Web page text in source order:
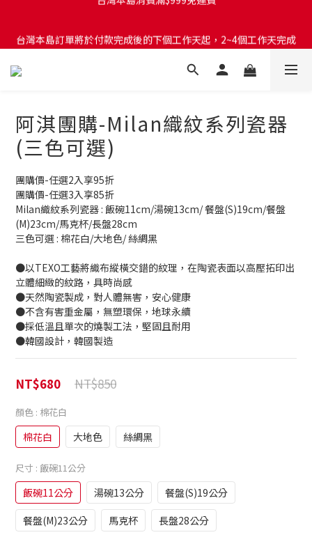
出貨
出貨
台灣本島消費滿$999免運費
台灣本島訂單將於付款完成後的下個工作天起，2~4個工作天完成
出貨
阿淇團購-Milan織紋系列瓷器
(三色可選)
團購價-任選2入享95折
團購價-任選3入享85折
Milan織紋系列瓷器 : 飯碗11cm/湯碗13cm/ 餐盤(S)19cm/餐盤
(M)23cm/馬克杯/長盤28cm
三色可選 : 棉花白/大地色/ 絲綢黑
●以TEXO工藝將織布縱橫交錯的紋理，在陶瓷表面以高壓拓印出
立體細緻的紋路，具時尚感
●天然陶瓷製成，對人體無害，安心健康
●不含有害重金屬，無塑環保，地球永續
●採低溫且單次的燒製工法，堅固且耐用
●韓國設計，韓國製造
NT$850
NT$680
顏色 : 棉花白
棉花白 大地色 絲綢黑
尺寸 : 飯碗11公分
飯碗11公分 湯碗13公分
餐盤(S)19公分
餐盤(M)23公分
馬克杯 長盤28公分